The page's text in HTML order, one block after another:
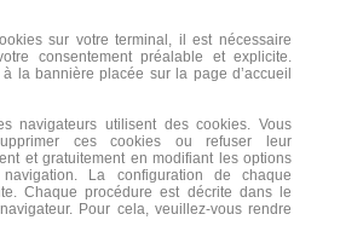
sur votre terminal, il est nécessaire
consentement préalable et explicite.
à la bannière placée sur la page d’accueil
navigateurs utilisent des cookies. Vous
ces cookies ou refuser leur
et gratuitement en modifiant les options
La configuration de chaque
Chaque procédure est décrite dans le
Pour cela, veuillez-vous rendre